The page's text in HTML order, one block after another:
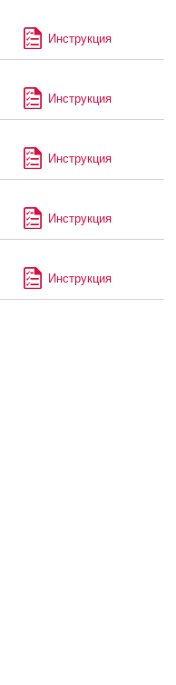
Инструкция
Инструкция
Инструкция
Инструкция
Инструкция